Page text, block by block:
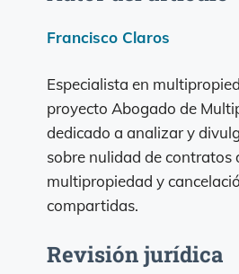
Francisco Claros
Especialista en
proyecto Abogado de
dedicado a analizar y
sobre nulidad de contratos
multipropiedad y
compartidas.
Revisión jurídica